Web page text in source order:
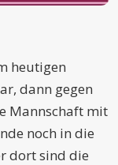
heutigen
dann gegen
Mannschaft mit
noch in die
dort sind die